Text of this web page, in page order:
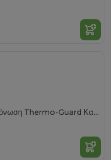
Γιλέκο Σώματος με Μόνωση Thermo-Guard Καπιτονέ